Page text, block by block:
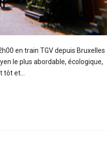
en train TGV depuis Bruxelles
le plus abordable, écologique,
tôt et…